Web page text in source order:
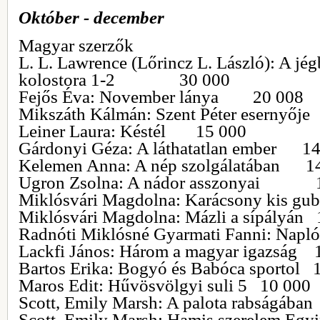
Október - december
Magyar szerzők
L. L. Lawrence (Lőrincz L. László): A
kolostora 1-2 30 000
Fejős Éva: November lánya 20 008
Mikszáth Kálmán: Szent Péter
Leiner Laura: Késtél 15 000
Gárdonyi Géza: A láthatatlan ember
Kelemen Anna: A nép szolgálatában
Ugron Zsolna: A nádor asszonyai
Miklósvári Magdolna: Karácsony kis
Miklósvári Magdolna: Mázli a sípályán
Radnóti Miklósné Gyarmati Fanni:
Lackfi János: Három a magyar igazság
Bartos Erika: Bogyó és Babóca sportol
Maros Edit: Hűvösvölgyi suli 5 10 000
Scott, Emily Marsh: A palota